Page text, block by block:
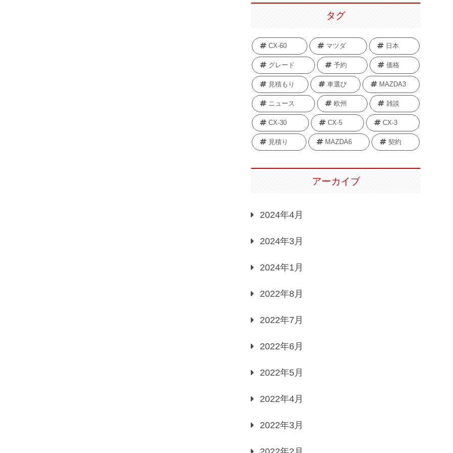
タグ
CX-60 マツダ 日本
グレード 予約 価格
見積もり 車選び MAZDA3
ニュース 欧州 雑談
CX-30 CX-5 CX-3
見積り MAZDA6 契約
アーカイブ
2024年4月
2024年3月
2024年1月
2022年8月
2022年7月
2022年6月
2022年5月
2022年4月
2022年3月